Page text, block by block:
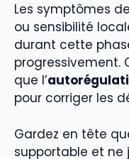
Les symptômes
ou sensibilité
durant cette
progressivement.
que l’
pour corriger les
Gardez en tête
supportable et ne